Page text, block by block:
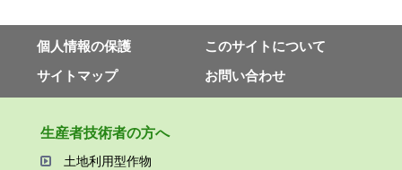
個⼈情報の保護
このサイトについて
サイトマップ
お問い合わせ
⽣産者技術者の⽅へ
⼟地利⽤型作物